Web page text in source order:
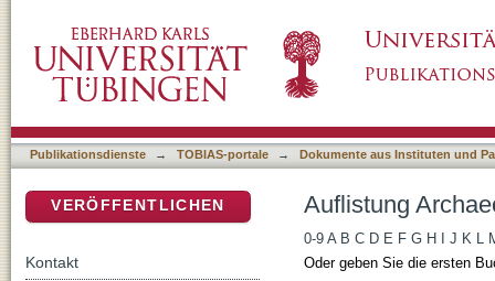
Publikationsdienste → TOBIAS-portale → Dokumente aus Instituten und
Auflistung
0-9 A B C D E F G H J K L
Oder geben Sie die ersten
VERÖFFENTLICHEN
Kontakt